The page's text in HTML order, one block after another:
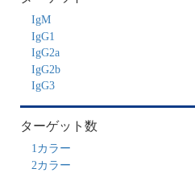
IgM
IgG1
IgG2a
IgG2b
IgG3
ターゲット数
1カラー
2カラー